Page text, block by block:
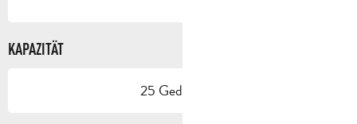
KAPAZITÄT
25 Gedeck(e)